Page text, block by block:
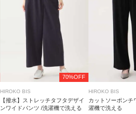
70%OFF
HIROKO BIS
【撥水】ストレッチタフタデザイ
ンワイドパンツ /洗濯機で洗える
HIROKO BIS
カットソーポンチ
濯機で洗える